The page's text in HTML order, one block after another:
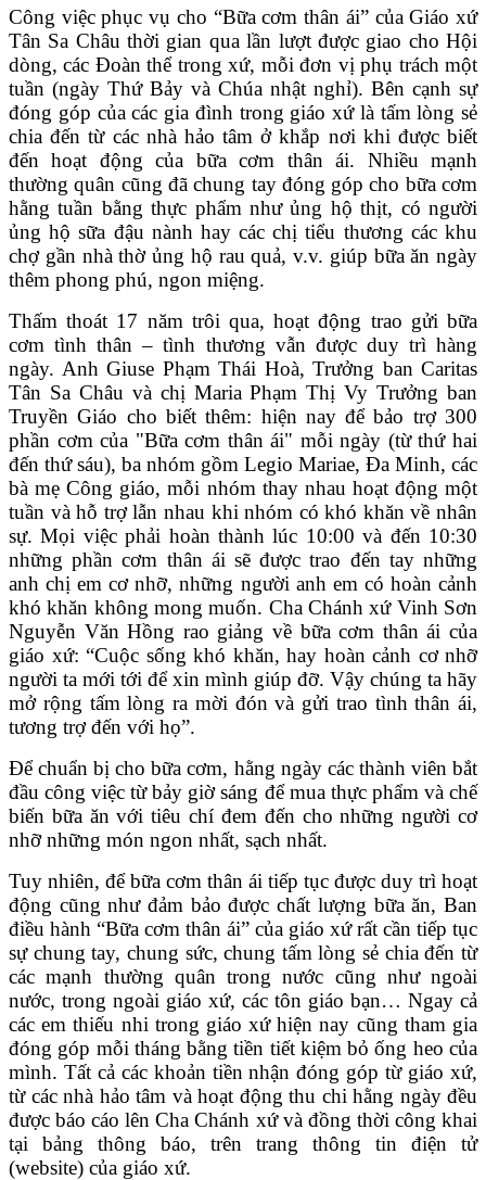
Công việc phục vụ cho “Bữa cơm thân ái” của Giáo xứ
Tân Sa Châu thời gian qua lần lượt được giao cho Hội
dòng, các Đoàn thể trong xứ, mỗi đơn vị phụ trách một
tuần (ngày Thứ Bảy và Chúa nhật nghỉ). Bên cạnh sự
đóng góp của các gia đình trong giáo xứ là tấm lòng sẻ
chia đến từ các nhà hảo tâm ở khắp nơi khi được biết
đến hoạt động của bữa cơm thân ái. Nhiều mạnh
thường quân cũng đã chung tay đóng góp cho bữa cơm
hằng tuần bằng thực phẩm như ủng hộ thịt, có người
ủng hộ sữa đậu nành hay các chị tiểu thương các khu
chợ gần nhà thờ ủng hộ rau quả, v.v. giúp bữa ăn ngày
thêm phong phú, ngon miệng.
Thấm thoát 17 năm trôi qua, hoạt động trao gửi bữa
cơm tình thân – tình thương vẫn được duy trì hàng
ngày. Anh Giuse Phạm Thái Hoà, Trưởng ban Caritas
Tân Sa Châu và chị Maria Phạm Thị Vy Trưởng ban
Truyền Giáo cho biết thêm: hiện nay để bảo trợ 300
phần cơm của "Bữa cơm thân ái" mỗi ngày (từ thứ hai
đến thứ sáu), ba nhóm gồm Legio Mariae, Đa Minh, các
bà mẹ Công giáo, mỗi nhóm thay nhau hoạt động một
tuần và hỗ trợ lẫn nhau khi nhóm có khó khăn về nhân
sự. Mọi việc phải hoàn thành lúc 10:00 và đến 10:30
những phần cơm thân ái sẽ được trao đến tay những
anh chị em cơ nhỡ, những người anh em có hoàn cảnh
khó khăn không mong muốn. Cha Chánh xứ Vinh Sơn
Nguyễn Văn Hồng rao giảng về bữa cơm thân ái của
giáo xứ: “Cuộc sống khó khăn, hay hoàn cảnh cơ nhỡ
người ta mới tới để xin mình giúp đỡ. Vậy chúng ta hãy
mở rộng tấm lòng ra mời đón và gửi trao tình thân ái,
tương trợ đến với họ”.
Để chuẩn bị cho bữa cơm, hằng ngày các thành viên bắt
đầu công việc từ bảy giờ sáng để mua thực phẩm và chế
biến bữa ăn với tiêu chí đem đến cho những người cơ
nhỡ những món ngon nhất, sạch nhất.
Tuy nhiên, để bữa cơm thân ái tiếp tục được duy trì hoạt
động cũng như đảm bảo được chất lượng bữa ăn, Ban
điều hành “Bữa cơm thân ái” của giáo xứ rất cần tiếp tục
sự chung tay, chung sức, chung tấm lòng sẻ chia đến từ
các mạnh thường quân trong nước cũng như ngoài
nước, trong ngoài giáo xứ, các tôn giáo bạn… Ngay cả
các em thiếu nhi trong giáo xứ hiện nay cũng tham gia
đóng góp mỗi tháng bằng tiền tiết kiệm bỏ ống heo của
mình. Tất cả các khoản tiền nhận đóng góp từ giáo xứ,
từ các nhà hảo tâm và hoạt động thu chi hằng ngày đều
được báo cáo lên Cha Chánh xứ và đồng thời công khai
tại bảng thông báo, trên trang thông tin điện tử
(website) của giáo xứ.